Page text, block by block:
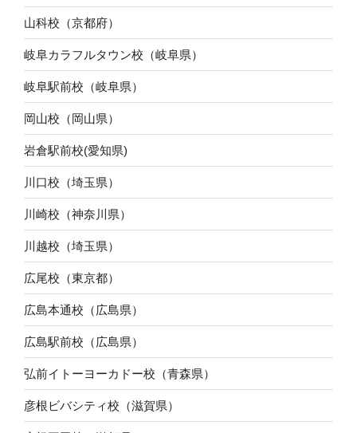
山科校（京都府）
岐阜カラフルタウン校（岐阜県）
岐阜駅前校（岐阜県）
岡山校（岡山県）
岩倉駅前校(愛知県)
川口校（埼玉県）
川崎校（神奈川県）
川越校（埼玉県）
広尾校（東京都）
広島本通校（広島県）
広島駅前校（広島県）
弘前イトーヨーカドー校（青森県）
彦根ビバシティ校（滋賀県）